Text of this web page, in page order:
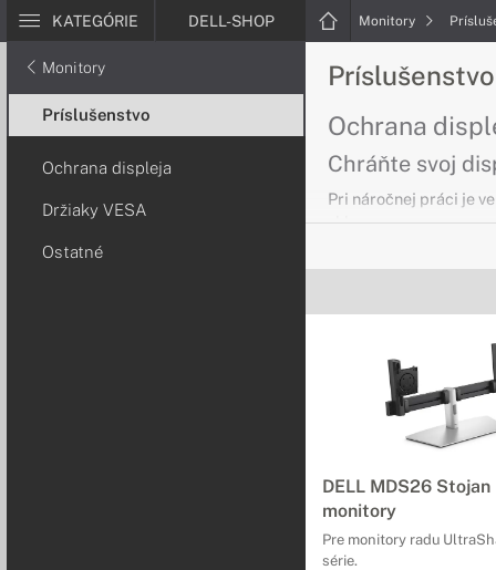
KATEGÓRIE DELL-SHOP Monitory
Monitory
Príslušenstvo
Ochrana displeja
Držiaky VESA
Ostatné
Ochrana
Chráňte svoj
Pri náročnej práci je
sklom.
Vyberte si tie
Potrebujete pre svoj
monitor, stačí si len
Držiaky
Flexibilita
Doprajte si poriadny
vám pomôžu vytvoriť
DELL MDS26 Stojan
monitory
Pre monitory radu
série.